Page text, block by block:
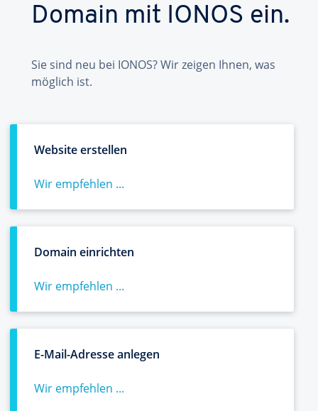
Domain mit IONOS ein.
Sie sind neu bei IONOS? Wir zeigen Ihnen, was
möglich ist.
Website erstellen
Wir empfehlen ...
Domain einrichten
Wir empfehlen ...
E-Mail-Adresse anlegen
Wir empfehlen ...